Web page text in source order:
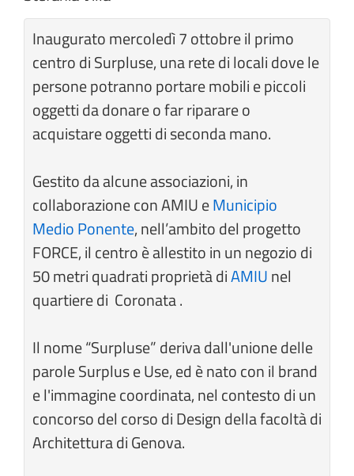
Inaugurato mercoledì 7 ottobre il primo
centro di Surpluse, una rete di locali dove le
persone potranno portare mobili e piccoli
oggetti da donare o far riparare o
acquistare oggetti di seconda mano.
Gestito da alcune associazioni, in
collaborazione con AMIU eMunicipio
Medio Ponente, nell’ambito del progetto
FORCE, il centro è allestito in un negozio di
50 metri quadrati proprietà diAMIUnel
quartiere di Coronata .
Il nome “Surpluse” deriva dall'unione delle
parole Surplus e Use, ed è nato con il brand
e l'immagine coordinata, nel contesto di un
concorso del corso di Design della facoltà di
Architettura di Genova.